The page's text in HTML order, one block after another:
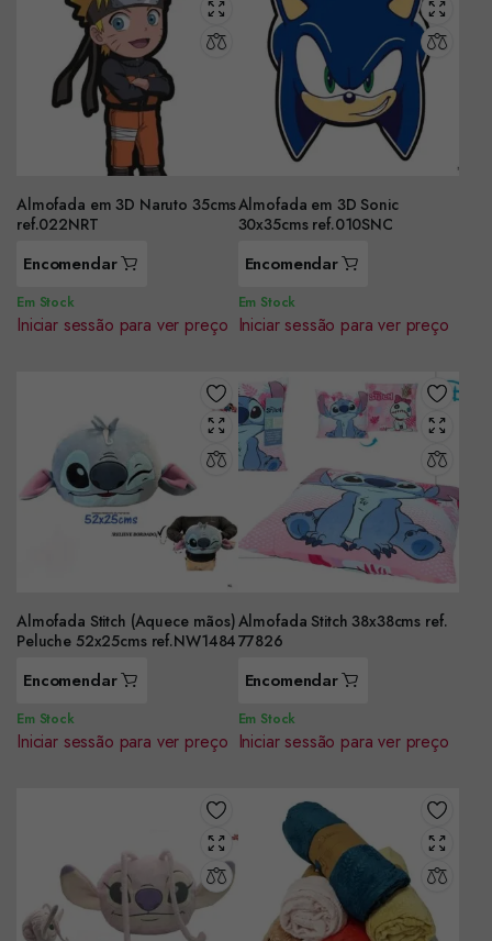
Almofada em 3D Naruto 35cms
ref.022NRT
Encomendar
Em Stock
Iniciar sessão para ver preço
Almofada em 3D Sonic
30x35cms ref.010SNC
Encomendar
Em Stock
Iniciar sessão para ver preço
Almofada Stitch (Aquece mãos)
Peluche 52x25cms ref.NW1484
Encomendar
Em Stock
Iniciar sessão para ver preço
Almofada Stitch 38x38cms ref.
77826
Encomendar
Em Stock
Iniciar sessão para ver preço